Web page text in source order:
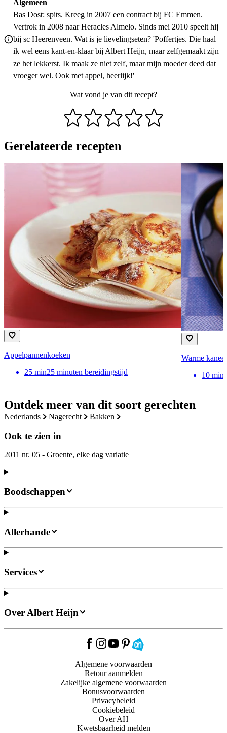
Ontdek meer van dit soort gerechten
nederlands nagerecht bakken
Ook te zien in
2011 nr. 05 - Groente, elke dag variatie
Algemeen
Bas Dost: spits. Kreeg in 2007 een contract bij FC Emmen.
Vertrok in 2008 naar Heracles Almelo. Sinds mei 2010 speelt hij
bij sc Heerenveen. Wat is je lievelingseten? 'Poffertjes. Die haal
ik wel eens kant-en-klaar bij Albert Heijn, maar zelfgemaakt zijn
ze het lekkerst. Ik maak ze niet zelf, maar mijn moeder deed dat
vroeger wel. Ook met appel, heerlijk!'
Wat vond je van dit recept?
Gerelateerde recepten
Appelpannenkoeken
25 min25 minuten bereidingstijd
Warme
10 min
Boodschappen
Allerhande
Services
Over Albert Heijn
Algemene voorwaarden
Retour aanmelden
Zakelijke algemene voorwaarden
Bonusvoorwaarden
Privacybeleid
Cookiebeleid
Over AH
Kwetsbaarheid melden